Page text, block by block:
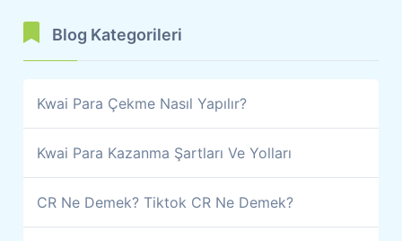
Blog Kategorileri
Kwai Para Çekme Nasıl Yapılır?
Kwai Para Kazanma Şartları Ve Yolları
CR Ne Demek? Tiktok CR Ne Demek?